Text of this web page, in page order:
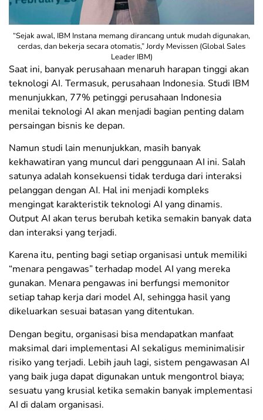
“Sejak awal, IBM Instana memang dirancang untuk mudah digunakan,
cerdas, dan bekerja secara otomatis,” Jordy Mevissen (Global Sales
Leader IBM)
Saat ini, banyak perusahaan menaruh harapan tinggi akan
teknologi AI. Termasuk, perusahaan Indonesia. Studi IBM
menunjukkan, 77% petinggi perusahaan Indonesia
menilai teknologi AI akan menjadi bagian penting dalam
persaingan bisnis ke depan.
Namun studi lain menunjukkan, masih banyak
kekhawatiran yang muncul dari penggunaan AI ini. Salah
satunya adalah konsekuensi tidak terduga dari interaksi
pelanggan dengan AI. Hal ini menjadi kompleks
mengingat karakteristik teknologi AI yang dinamis.
Output AI akan terus berubah ketika semakin banyak data
dan interaksi yang terjadi.
Karena itu, penting bagi setiap organisasi untuk memiliki
“menara pengawas” terhadap model AI yang mereka
gunakan. Menara pengawas ini berfungsi memonitor
setiap tahap kerja dari model AI, sehingga hasil yang
dikeluarkan sesuai batasan yang ditentukan.
Dengan begitu, organisasi bisa mendapatkan manfaat
maksimal dari implementasi AI sekaligus meminimalisir
risiko yang terjadi. Lebih jauh lagi, sistem pengawasan AI
yang baik juga dapat digunakan untuk mengontrol biaya;
sesuatu yang krusial ketika semakin banyak implementasi
AI di dalam organisasi.